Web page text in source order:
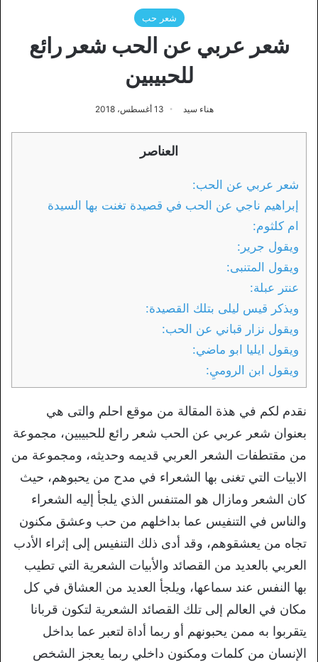
شعر حب
شعر عربي عن الحب شعر رائع
للحبيبين
هناء سيد 13 أغسطس، 2018
العناصر
شعر عربي عن الحب:
إبراهيم ناجي عن الحب في قصيدة تغنت بها السيدة
ام كلثوم:
ويقول جرير:
ويقول المتنبى:
عنتر عبلة:
ويذكر قيس ليلى بتلك القصيدة:
ويقول نزار قباني عن الحب:
ويقول ايليا ابو ماضي:
ويقول ابن الروميِ:
نقدم لكم في هذة المقالة من موقع احلم والتى هي
بعنوان شعر عربي عن الحب شعر رائع للحبيبين، مجموعة
من مقتطفات الشعر العربي قديمه وحديثه، ومجموعة من
الابيات التي تغنى بها الشعراء في مدح من يحبوهم، حيث
كان الشعر ومازال هو المتنفس الذي يلجأ إليه الشعراء
والناس في التنفيس عما بداخلهم من حب وعشق مكنون
تجاه من يعشقوهم، وقد أدى ذلك التنفيس إلى إثراء الأدب
العربي بالعديد من القصائد والأبيات الشعرية التي تطيب
بها النفس عند سماعها، ويلجأ العديد من العشاق في كل
مكان في العالم إلى تلك القصائد الشعرية لتكون قربانا
يتقربوا به ممن يحبونهم أو ربما أداة لتعبر عما بداخل
الإنسان من كلمات ومكنون داخلي ربما يعجز الشخص